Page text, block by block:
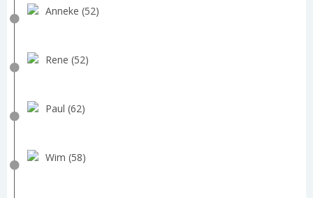
Anneke (52)
Rene (52)
Paul (62)
Wim (58)